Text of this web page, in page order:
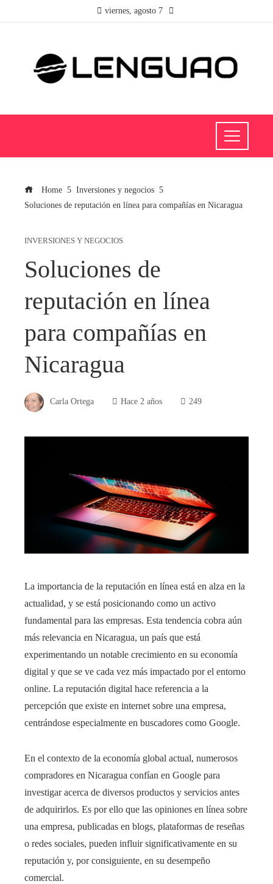
viernes, agosto 7
Home
Inversiones y negocios
Soluciones de reputación en línea para compañías en Nicaragua
INVERSIONES Y NEGOCIOS
Soluciones de
reputación en línea
para compañías en
Nicaragua
Carla Ortega Hace 2 años 249
La importancia de la reputación en línea está en alza en la
actualidad, y se está posicionando como un activo
fundamental para las empresas. Esta tendencia cobra aún
más relevancia en Nicaragua, un país que está
experimentando un notable crecimiento en su economía
digital y que se ve cada vez más impactado por el entorno
online. La reputación digital hace referencia a la
percepción que existe en internet sobre una empresa,
centrándose especialmente en buscadores como Google.
En el contexto de la economía global actual, numerosos
compradores en Nicaragua confían en Google para
investigar acerca de diversos productos y servicios antes
de adquirirlos. Es por ello que las opiniones en línea sobre
una empresa, publicadas en blogs, plataformas de reseñas
o redes sociales, pueden influir significativamente en su
reputación y, por consiguiente, en su desempeño
comercial.